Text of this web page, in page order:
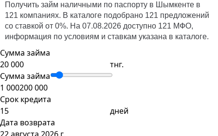
Получить займ наличными по паспорту в Шымкенте в
121 компаниях. В каталоге подобрано 121 предложений
со ставкой от 0%. На 07.08.2026 доступно 121 МФО,
информация по условиям и ставкам указана в каталоге.
Сумма займа
тнг.
Сумма займа
1 000200 000
Срок кредита
дней
Дата возврата